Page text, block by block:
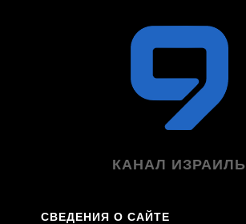
КАНАЛ ИЗРАИЛЬ
СВЕДЕНИЯ О САЙТЕ